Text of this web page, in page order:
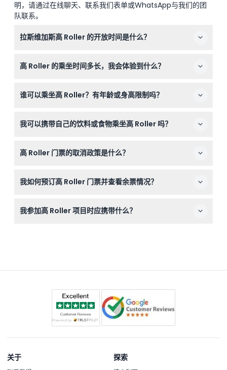
明，请通过在线聊天、联系我们表单或WhatsApp与我们的团
队联系。
拉斯维加斯高 Roller 的开放时间是什么？
夜12点，周五至周日中午12点至凌晨2点，最后入场时间为
高 Roller 的乘坐时间多长，我会体验到什么？
舱内，享受拉斯维加斯大道360度全景。
谁可以乘坐高 Roller？有年龄或身高限制吗？
童票。3岁及以下儿童免费，但必须由付费成人陪同。
我可以携带自己的饮料或食物乘坐高 Roller 吗？
精饮品。高 Roller 现场也有酒精及非酒精饮料出售。
高 Roller 门票的取消政策是什么？
已确定。
我如何预订高 Roller 门票并查看余票情况？
看您首选日期和时间的余票情况。
我参加高 Roller 项目时应携带什么？
关于 探索